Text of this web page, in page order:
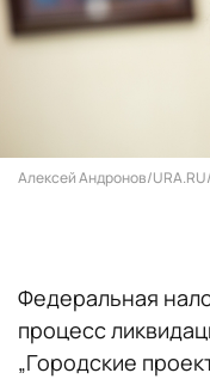
Алексей Андронов/
Федеральная
процесс
„Городские